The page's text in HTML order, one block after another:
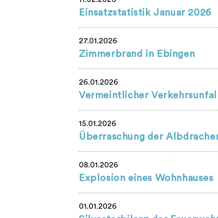
Einsatzstatistik Januar 2026
27.01.2026
Zimmerbrand in Ebingen
26.01.2026
Vermeintlicher
15.01.2026
Überraschung der
08.01.2026
Explosion eines Wohnhauses
01.01.2026